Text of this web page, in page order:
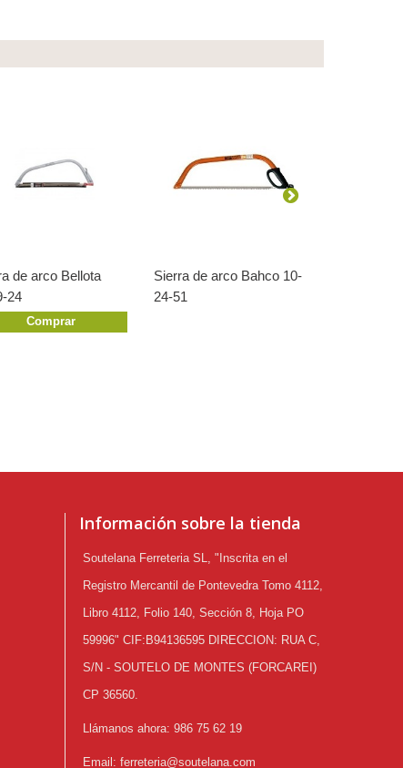
de arco Bellota
24
Comprar
Sierra de arco Bahco 10-
24-51
Información sobre la tienda
Soutelana Ferreteria SL, "Inscrita en el
Registro Mercantil de Pontevedra Tomo 4112,
Libro 4112, Folio 140, Sección 8, Hoja PO
59996" CIF:B94136595 DIRECCION: RUA C,
S/N - SOUTELO DE MONTES (FORCAREI)
CP 36560.
Llámanos ahora: 986 75 62 19
Email: ferreteria@soutelana.com